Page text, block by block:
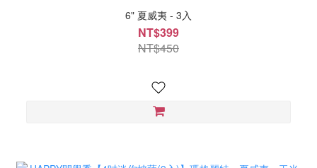
6" 夏威夷 - 3入
NT$399
NT$450